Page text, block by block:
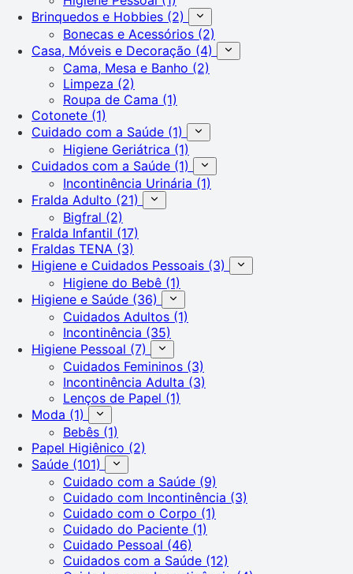
Brinquedos e Hobbies (2)
Bonecas e Acessórios (2)
Casa, Móveis e Decoração (4)
Cama, Mesa e Banho (2)
Limpeza (2)
Roupa de Cama (1)
Cotonete (1)
Cuidado com a Saúde (1)
Higiene Geriátrica (1)
Cuidados com a Saúde (1)
Incontinência Urinária (1)
Fralda Adulto (21)
Bigfral (2)
Fralda Infantil (17)
Fraldas TENA (3)
Higiene e Cuidados Pessoais (3)
Higiene do Bebê (1)
Higiene e Saúde (36)
Cuidados Adultos (1)
Incontinência (35)
Higiene Pessoal (7)
Cuidados Femininos (3)
Incontinência Adulta (3)
Lenços de Papel (1)
Moda (1)
Bebês (1)
Papel Higiênico (2)
Saúde (101)
Cuidado com a Saúde (9)
Cuidado com Incontinência (3)
Cuidado com o Corpo (1)
Cuidado do Paciente (1)
Cuidado Pessoal (46)
Cuidados com a Saúde (12)